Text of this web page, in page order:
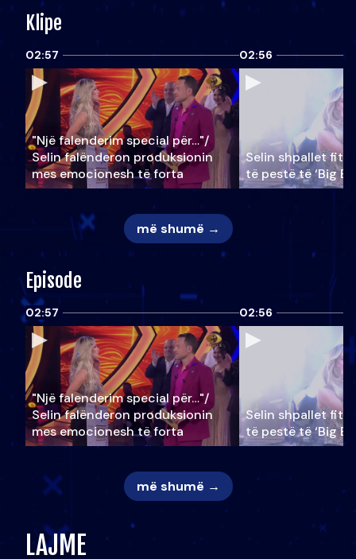
Klipe
02:57
"Një falenderim special për…"/
Selin falënderon produksionin
mes emocionesh të forta
02:56
Selin shpallet
të pestë të ‘Big
më shumë →
Episode
02:57
"Një falenderim special për…"/
Selin falënderon produksionin
mes emocionesh të forta
02:56
Selin shpallet
të pestë të ‘Big
më shumë →
LAJME